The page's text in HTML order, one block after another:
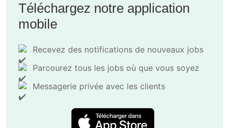
Téléchargez notre application
mobile
Recevez des notifications de nouveaux jobs
Parcourez tous les jobs où que vous soyez
Messagerie privée avec les clients